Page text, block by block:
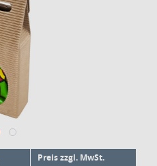
Preis zzgl. MwSt.